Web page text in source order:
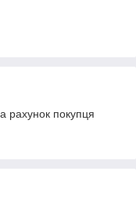
рахунок покупця